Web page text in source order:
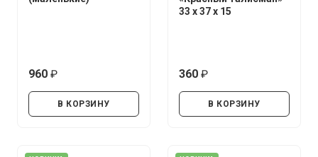
960
В КОРЗИНУ
33 х 37 х 15
360
В КОРЗИНУ